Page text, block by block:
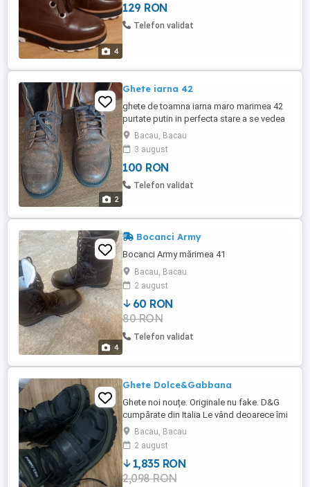
4
129 RON
Telefon validat
2
Ghete iarna 42
ghete de toamna iarna maro marimea 42
purtate putin in perfecta stare a se vedea
pozeleBacau, Bacau
3 august
100 RON
Telefon validat
4
Bocanci Army
Bocanci Army mărimea 41
Bacau, Bacau
2 august
60 RON
80 RON
Telefon validat
Ghete Dolce&Gabbana
Ghete noi nouțe. Originale nu fake. D&G
cumpărate din Italia Le vând deoarece îmi
sunt mici. Nr. 44
Bacau, Bacau
2 august
1,835 RON
2,098 RON